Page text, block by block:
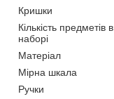
Кришки
Кількість предметів в
наборі
Матеріал
Мірна шкала
Ручки